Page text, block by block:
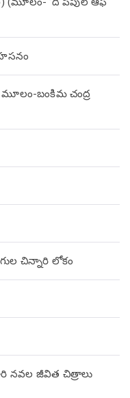
బంకిమ చంద్ర
చిన్నారి లోకం
నవల జీవిత చిత్రాలు